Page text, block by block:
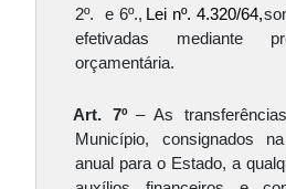
2º.  e 6º., Lei nº. 4.320/64,
efetivadas mediante
orçamentária.
Art. 7º – As
Município, consignados
anual para o Estado, a